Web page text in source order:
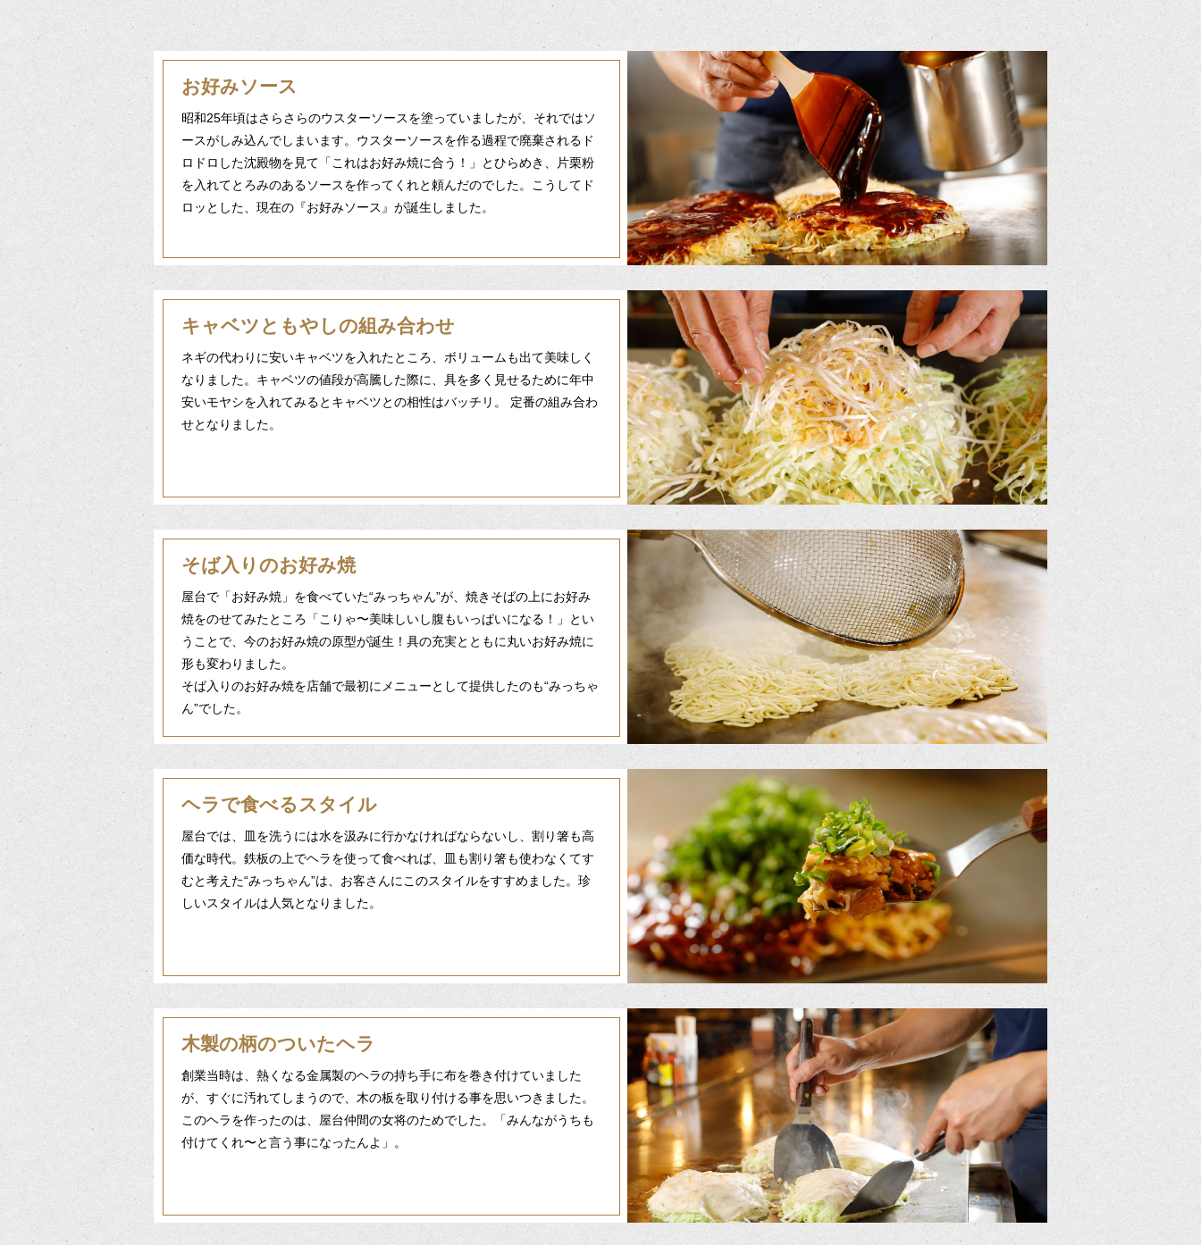
お好みソース
昭和25年頃はさらさらのウスターソースを塗っていましたが、それではソ
ースがしみ込んでしまいます。ウスターソースを作る過程で廃棄されるド
ロドロした沈殿物を見て「これはお好み焼に合う！」とひらめき、片栗粉
を入れてとろみのあるソースを作ってくれと頼んだのでした。こうしてド
ロッとした、現在の『お好みソース』が誕生しました。
キャベツともやしの組み合わせ
ネギの代わりに安いキャベツを入れたところ、ボリュームも出て美味しく
なりました。キャベツの値段が高騰した際に、具を多く見せるために年中
安いモヤシを入れてみるとキャベツとの相性はバッチリ。 定番の組み合わ
せとなりました。
そば入りのお好み焼
屋台で「お好み焼」を食べていた“みっちゃん”が、焼きそばの上にお好み
焼をのせてみたところ「こりゃ〜美味しいし腹もいっぱいになる！」とい
うことで、今のお好み焼の原型が誕生！具の充実とともに丸いお好み焼に
形も変わりました。
そば入りのお好み焼を店舗で最初にメニューとして提供したのも“みっちゃ
ん”でした。
ヘラで食べるスタイル
屋台では、皿を洗うには水を汲みに行かなければならないし、割り箸も高
価な時代。鉄板の上でヘラを使って食べれば、皿も割り箸も使わなくてす
むと考えた“みっちゃん”は、お客さんにこのスタイルをすすめました。珍
しいスタイルは人気となりました。
木製の柄のついたヘラ
創業当時は、熱くなる金属製のヘラの持ち手に布を巻き付けていました
が、すぐに汚れてしまうので、木の板を取り付ける事を思いつきました。
このヘラを作ったのは、屋台仲間の女将のためでした。「みんながうちも
付けてくれ〜と言う事になったんよ」。